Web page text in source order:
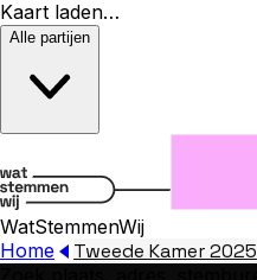
Kaart laden…
Alle partijen
WatStemmenWij
Home
Tweede Kamer 2025